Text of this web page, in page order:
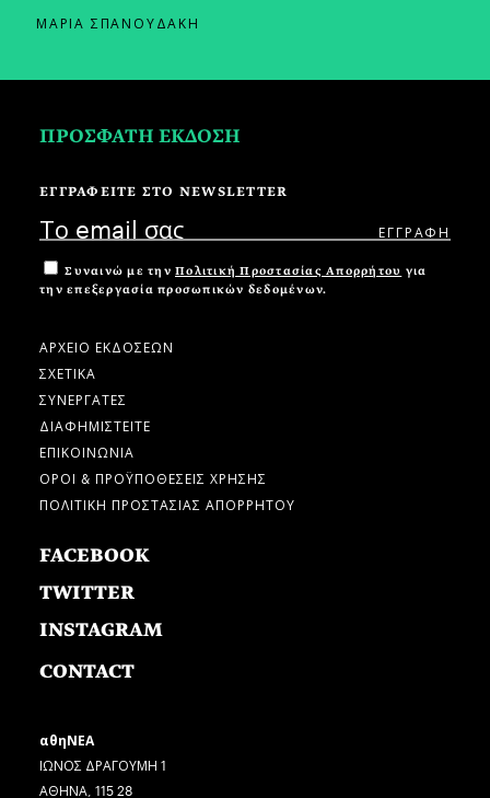
ΜΑΡΙΑ ΣΠΑΝΟΥΔΑΚΗ
ΠΡΟΣΦΑΤΗ ΕΚΔΟΣΗ
ΕΓΓΡΑΦΕΙΤΕ ΣΤΟ NEWSLETTER
Συναινώ με την Πολιτική Προστασίας Απορρήτου για
την επεξεργασία προσωπικών δεδομένων.
ΑΡΧΕΙΟ ΕΚΔΟΣΕΩΝ
ΣΧΕΤΙΚΑ
ΣΥΝΕΡΓΑΤΕΣ
ΔΙΑΦΗΜΙΣΤΕΙΤΕ
ΕΠΙΚΟΙΝΩΝΙΑ
ΟΡΟΙ & ΠΡΟΫΠΟΘΕΣΕΙΣ ΧΡΗΣΗΣ
ΠΟΛΙΤΙΚΗ ΠΡΟΣΤΑΣΙΑΣ ΑΠΟΡΡΗΤΟΥ
FACEBOOK
TWITTER
INSTAGRAM
CONTACT
αθηΝΕΑ
ΙΩΝΟΣ ΔΡΑΓΟΥΜΗ 1
ΑΘΗΝΑ, 115 28